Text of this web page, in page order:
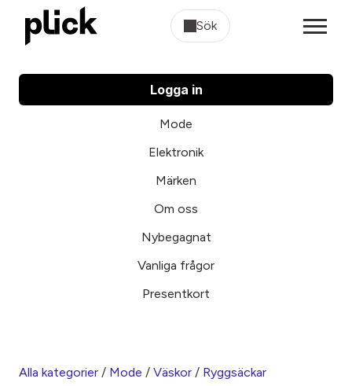
Sök
Logga in
Mode
Elektronik
Märken
Om oss
Nybegagnat
Vanliga frågor
Presentkort
Alla kategorier / Mode / Väskor / Ryggsäckar